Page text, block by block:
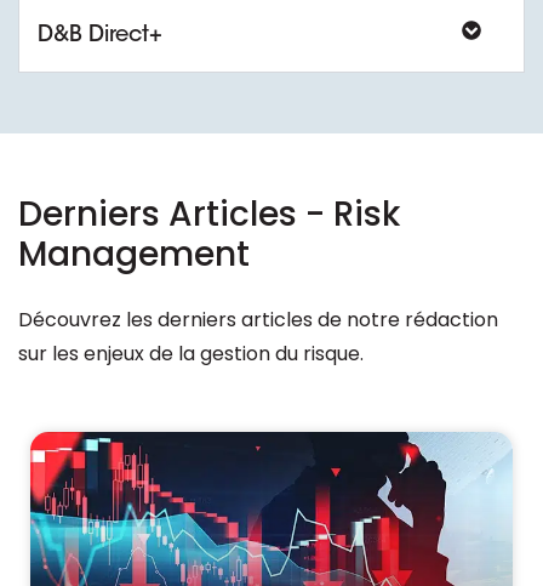
D&B Direct+
Derniers Articles - Risk
Management
Découvrez les derniers articles de notre rédaction
sur les enjeux de la gestion du risque.